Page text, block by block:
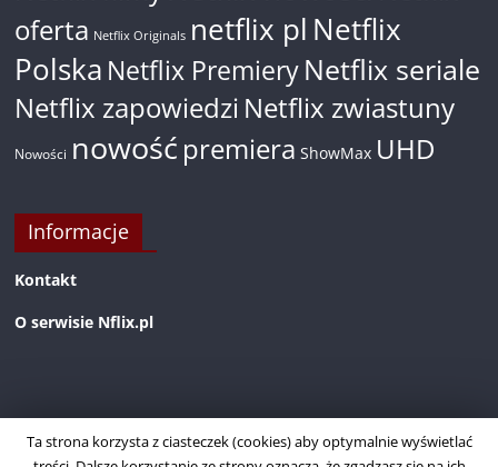
oferta Netflix Originals netflix pl Netflix
Polska Netflix PremieryNetflix seriale
Netflix zapowiedzi Netflix zwiastuny
Nowości nowość premiera ShowMax UHD
Informacje
Kontakt
O serwisie Nflix.pl
Ta strona korzysta z ciasteczek (cookies) aby optymalnie wyświetlać